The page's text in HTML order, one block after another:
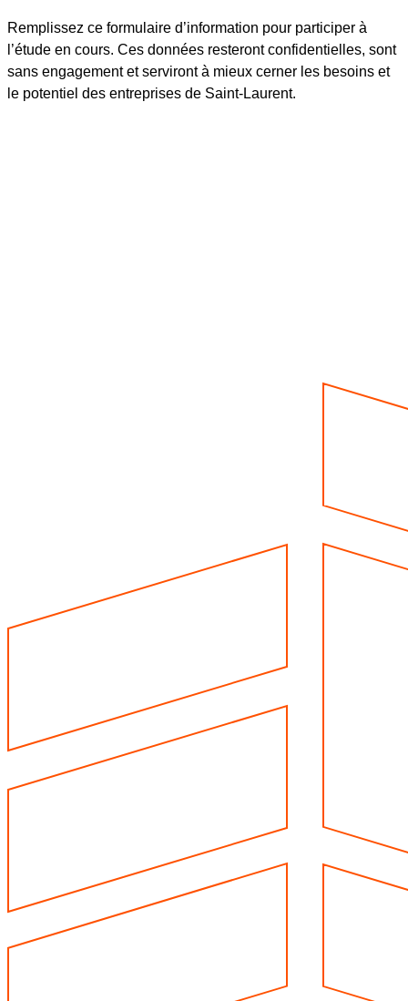
Remplissez ce formulaire d’information pour participer à
l’étude en cours. Ces données resteront confidentielles, sont
sans engagement et serviront à mieux cerner les besoins et
le potentiel des entreprises de Saint-Laurent.